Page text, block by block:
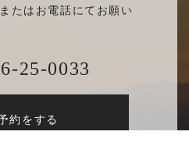
たはお電話にてお願い
25-0033
約をする